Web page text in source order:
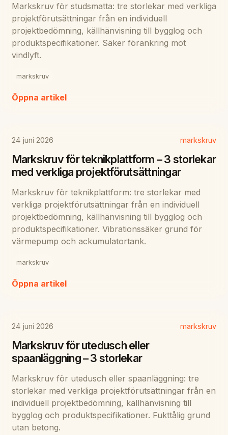
Markskruv för studsmatta: tre storlekar med verkliga
projektförutsättningar från en individuell
projektbedömning, källhänvisning till bygglog och
produktspecifikationer. Säker förankring mot
vindlyft.
markskruv
Öppna artikel
24 juni 2026 markskruv
Markskruv för teknikplattform – 3 storlekar
med verkliga projektförutsättningar
Markskruv för teknikplattform: tre storlekar med
verkliga projektförutsättningar från en individuell
projektbedömning, källhänvisning till bygglog och
produktspecifikationer. Vibrationssäker grund för
värmepump och ackumulatortank.
markskruv
Öppna artikel
24 juni 2026 markskruv
Markskruv för utedusch eller
spaanläggning – 3 storlekar
Markskruv för utedusch eller spaanläggning: tre
storlekar med verkliga projektförutsättningar från en
individuell projektbedömning, källhänvisning till
bygglog och produktspecifikationer. Fukttålig grund
utan betong.